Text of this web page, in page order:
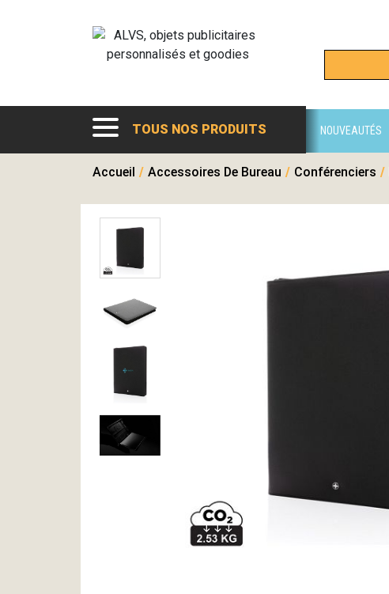
TOUS NOS PRODUITS NOUVEAUTÉS
Accueil / Accessoires De Bureau / Conférenciers /